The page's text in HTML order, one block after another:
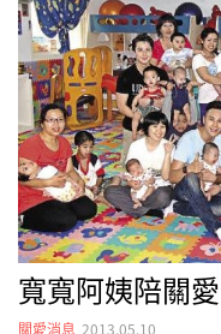
衛生署自一九九七年起
元台幣的俗稱「雞尾
醫療費用，不但可降低
降低傳染給其他人機會
生。 李佳雯醫師說，
病」，…
寬寬阿姨陪關
關愛消息 2013.05.10